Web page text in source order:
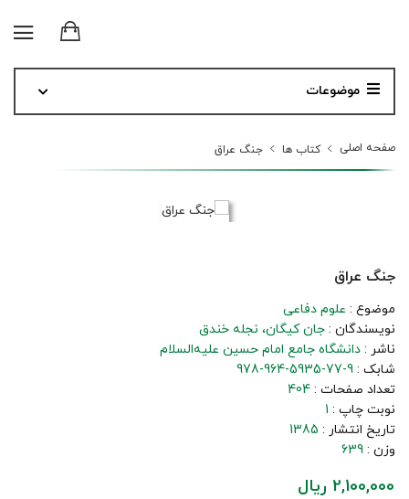
موضوعات
صفحه اصلی کتاب ها جنگ عراق
جنگ عراق
موضوع : علوم دفاعی
نویسندگان : جان کیگان نجله خندق
ناشر : دانشگاه جامع امام حسین علیه‌السلام
شابک : 978-964-5935-77-9
تعداد صفحات : 404
نوبت چاپ : 1
تاریخ انتشار : 1385
وزن : 639
2,100,000 ریال